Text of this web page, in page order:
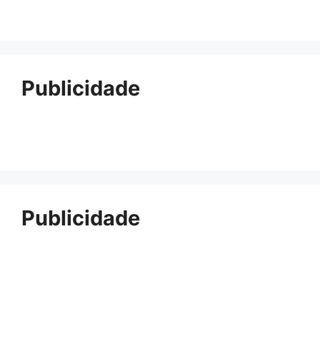
Publicidade
Publicidade